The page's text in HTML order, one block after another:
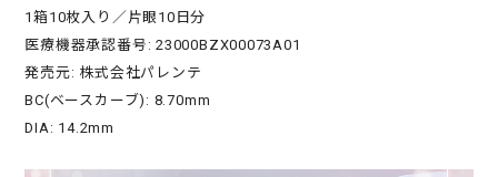
1箱10枚入り／片眼10日分
医療機器承認番号: 23000BZX00073A01
発売元: 株式会社パレンテ
BC(ベースカーブ): 8.70mm
DIA: 14.2mm